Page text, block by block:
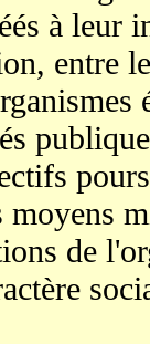
à leur
entre
de